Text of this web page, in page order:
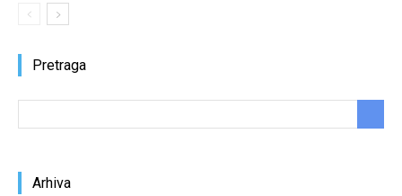
Pretraga
Arhiva